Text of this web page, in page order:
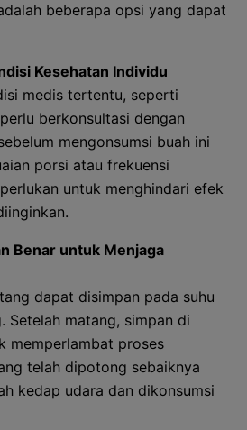
beberapa opsi yang dapat
Kesehatan Individu
medis tertentu, seperti
berkonsultasi dengan
mengonsumsi buah ini
porsi atau frekuensi
untuk menghindari efek
Benar untuk Menjaga
dapat disimpan pada suhu
Setelah matang, simpan di
memperlambat proses
telah dipotong sebaiknya
kedap udara dan dikonsumsi